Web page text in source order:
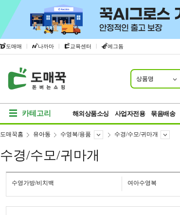
도매매 | 나까마 | 교육센터 | 에그돔
상품명
카테고리 해외상품소싱 사업자전용 묶음배송
도매꾹홈 유아동 수영복/용품 수경/수모/귀마개
수경/수모/귀마개
수영가방/비치백 여아수영복